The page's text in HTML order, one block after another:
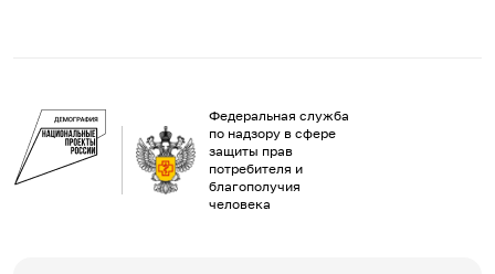
Федеральная служба
по надзору в сфере
защиты прав
потребителя и
благополучия
человека